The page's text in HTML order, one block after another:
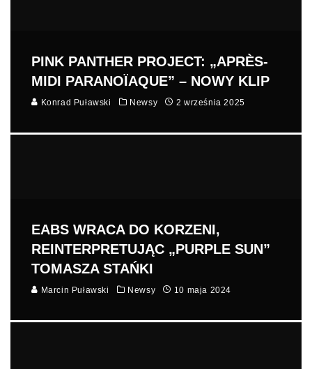
PINK PANTHER PROJECT: „APRÈS-
MIDI PARANOÏAQUE” – NOWY KLIP
Konrad Puławski Newsy 2 września 2025
EABS WRACA DO KORZENI,
REINTERPRETUJĄC „PURPLE SUN”
TOMASZA STAŃKI
Marcin Puławski Newsy 10 maja 2024